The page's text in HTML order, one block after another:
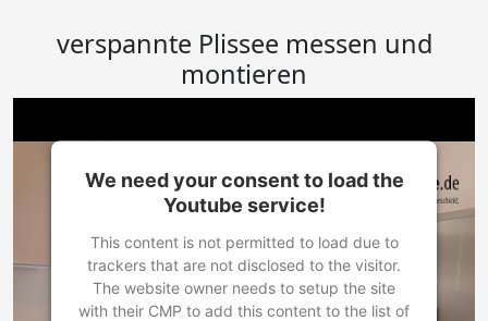
verspannte Plissee messen und
montieren
We need your consent to load the
Youtube service!
This content is not permitted to load due to
trackers that are not disclosed to the visitor.
The website owner needs to setup the site
with their CMP to add this content to the list of